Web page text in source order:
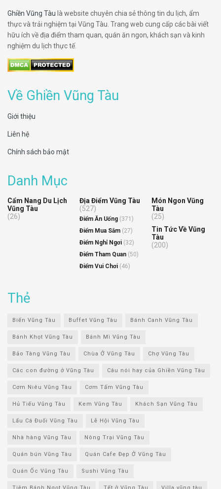
Ghiền Vũng Tàu là website chuyên chia sẻ thông tin du lịch, ẩm
thực và trải nghiệm tại Vũng Tàu. Trang web cung cấp các bài viết
hữu ích về địa điểm tham quan, quán ăn ngon, khách sạn và kinh
nghiệm du lịch thực tế.
Về Ghiền Vũng Tàu
Giới thiệu
Liên hệ
Chính sách bảo mật
Danh Mục
Cẩm Nang Du Lịch
Vũng Tàu
(26)
Địa Điểm Vũng Tàu
(527)
Điểm Ăn Uống (371)
Điểm Mua Sắm (27)
Điểm Nghỉ Ngơi (32)
Điểm Tham Quan (50)
Điểm Vui Chơi (46)
Món Ngon Vũng
Tàu
(25)
Tin Tức Về Vũng
Tàu
(200)
Thẻ
Biển Vũng Tàu Buffet Vũng Tàu Bánh Canh Vũng Tàu
Bánh Khọt Vũng Tàu Bánh Mì Vũng Tàu
Bảo Tàng Vũng Tàu Chùa Ở Vũng Tàu Chợ Vũng Tàu
Các con đường ở Vũng Tàu Câu nói hay của Ghiền Vũng Tàu
Cơm Niêu Vũng Tàu Cơm Tấm Vũng Tàu
Hủ Tiếu Vũng Tàu Kem Vũng Tàu Khách Sạn Vũng Tàu
Lẩu Cá Đuối Vũng Tàu Lễ Hội Vũng Tàu
Nhà hàng Vũng Tàu Nông Trại Vũng Tàu
Quán bún Vũng Tàu Quán Cafe Đẹp Ở Vũng Tàu
Quán Ốc Vũng Tàu Sushi Vũng Tàu